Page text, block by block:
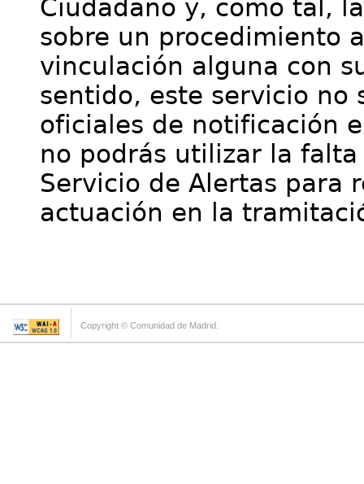
Ciudadano y, como tal,
sobre un procedimiento
vinculación alguna con
sentido, este servicio no
oficiales de notificación
no podrás utilizar la
Servicio de Alertas para
actuación en la
Copyright © Comunidad de Madrid.